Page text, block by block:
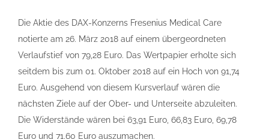
Die Aktie des DAX-Konzerns Fresenius Medical Care
notierte am 26. März 2018 auf einem übergeordneten
Verlaufstief von 79,28 Euro. Das Wertpapier erholte sich
seitdem bis zum 01. Oktober 2018 auf ein Hoch von 91,74
Euro. Ausgehend von diesem Kursverlauf wären die
nächsten Ziele auf der Ober- und Unterseite abzuleiten.
Die Widerstände wären bei 63,91 Euro, 66,83 Euro, 69,78
Euro und 71,60 Euro auszumachen.